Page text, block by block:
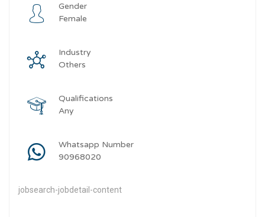
Gender
Female
Industry
Others
Qualifications
Any
Whatsapp Number
90968020
jobsearch-jobdetail-content